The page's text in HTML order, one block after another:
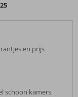
en prijs
schoon kamers